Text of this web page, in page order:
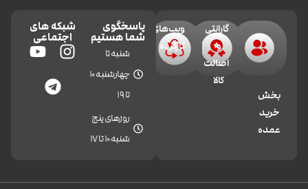
بخش
خرید
عمده
گارانتی
و
اصالت
کالا
ویپ‌های
کارکرده
پاسخگوی
شما هستیم
شنبه تا
چهارشنبه 10
تا 19
روزهای پنج
شنبه 10 تا 17
شبکه های
اجتماعی